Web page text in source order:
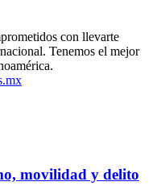
con llevarte
Tenemos el mejor
movilidad y delito